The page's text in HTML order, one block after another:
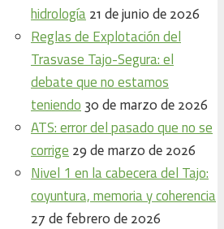
hidrología 21 de junio de 2026
Reglas de Explotación del
Trasvase Tajo-Segura: el
debate que no estamos
teniendo 30 de marzo de 2026
ATS: error del pasado que no se
corrige 29 de marzo de 2026
Nivel 1 en la cabecera del Tajo:
coyuntura, memoria y coherencia
27 de febrero de 2026